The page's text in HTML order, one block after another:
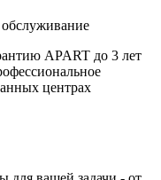
обслуживание
APART до 3 лет
центрах